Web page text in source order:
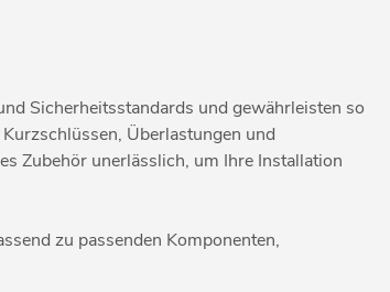
Sicherheitsstandards und gewährleisten so
Überlastungen und
Zubehör unerlässlich, um Ihre Installation
zu passenden Komponenten,